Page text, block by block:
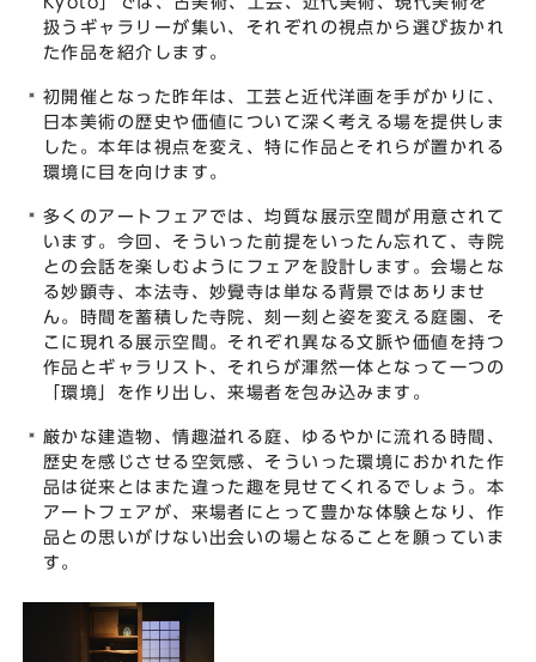
扱うギャラリーが集い、それぞれの視点から選び抜かれ
た作品を紹介します。
初開催となった昨年は、⼯芸と近代洋画を⼿がかりに、
⽇本美術の歴史や価値について深く考える場を提供しま
した。本年は視点を変え、特に作品とそれらが置かれる
環境に⽬を向けます。
多くのアートフェアでは、均質な展⽰空間が⽤意されて
います。今回、そういった前提をいったん忘れて、寺院
との会話を楽しむようにフェアを設計します。会場とな
る妙顕寺、本法寺、妙覺寺は単なる背景ではありませ
ん。時間を蓄積した寺院、刻⼀刻と姿を変える庭園、そ
こに現れる展⽰空間。それぞれ異なる⽂脈や価値を持つ
作品とギャラリスト、それらが渾然⼀体となって⼀つの
「環境」を作り出し、来場者を包み込みます。
厳かな建造物、情趣溢れる庭、ゆるやかに流れる時間、
歴史を感じさせる空気感、そういった環境におかれた作
品は従来とはまた違った趣を⾒せてくれるでしょう。本
アートフェアが、来場者にとって豊かな体験となり、作
品との思いがけない出会いの場となることを願っていま
す。